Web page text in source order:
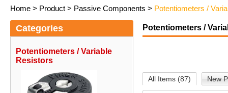
Home > Product > Passive Components > Potentiometers /
Categories
Potentiometers / Variable
Resistors
Potentiometers /
All Items (87) New